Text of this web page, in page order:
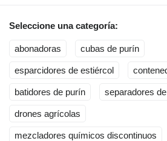
Seleccione una categoría:
abonadoras cubas de purín
esparcidores de estiércol
batidores de purín separadores
drones agrícolas
mezcladores químicos discontinuos